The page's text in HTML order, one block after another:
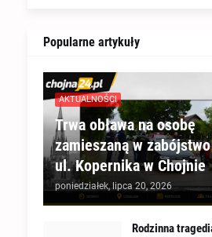
Popularne artykuły
AKTUALNOŚCI
Trwa obława na osobę
zamieszaną w
ul. Kopernika w Chojnie
poniedziałek, lipca 20, 2026
Rodzinna